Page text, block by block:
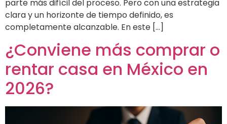
parte más difícil del proceso. Pero con una estrategia
clara y un horizonte de tiempo definido, es
completamente alcanzable. En este […]
¿Conviene más comprar o
rentar casa en México en
2026?